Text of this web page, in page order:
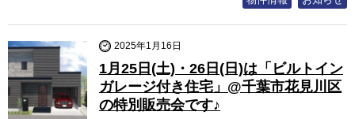
2025年1月16日
1月25日(土)・26日(日)は「ビルトイン
ガレージ付き住宅」@千葉市花見川区
の特別販売会です♪